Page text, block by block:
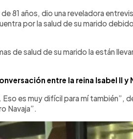
81 años, dio una reveladora
por la salud de su marido
de salud de su marido la están
entre la reina Isabel II y
es muy difícil para mí también”,
Navaja”.